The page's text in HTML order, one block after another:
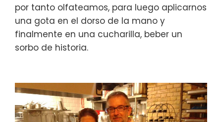
por tanto olfateamos, para luego aplicarnos
una gota en el dorso de la mano y
finalmente en una cucharilla, beber un
sorbo de historia.